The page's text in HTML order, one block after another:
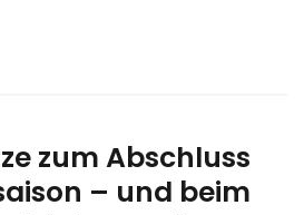
zum Abschluss
– und beim